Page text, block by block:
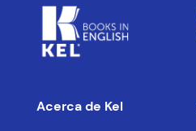
Acerca de Kel